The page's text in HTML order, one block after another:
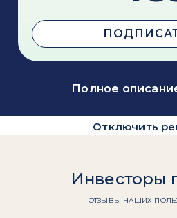
Полное
Отключить
Инвесторы
ОТЗЫВЫ НАШИХ